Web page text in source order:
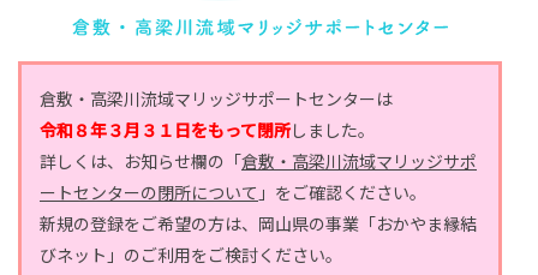
倉敷・高梁川流域マリッジサポートセンターは
令和８年３月３１日をもって閉所しました。
詳しくは、お知らせ欄の「倉敷・高梁川流域マリッジサポ
ートセンターの閉所について 」をご確認ください。
新規の登録をご希望の方は、岡山県の事業「おかやま縁結
びネット」のご利用をご検討ください。